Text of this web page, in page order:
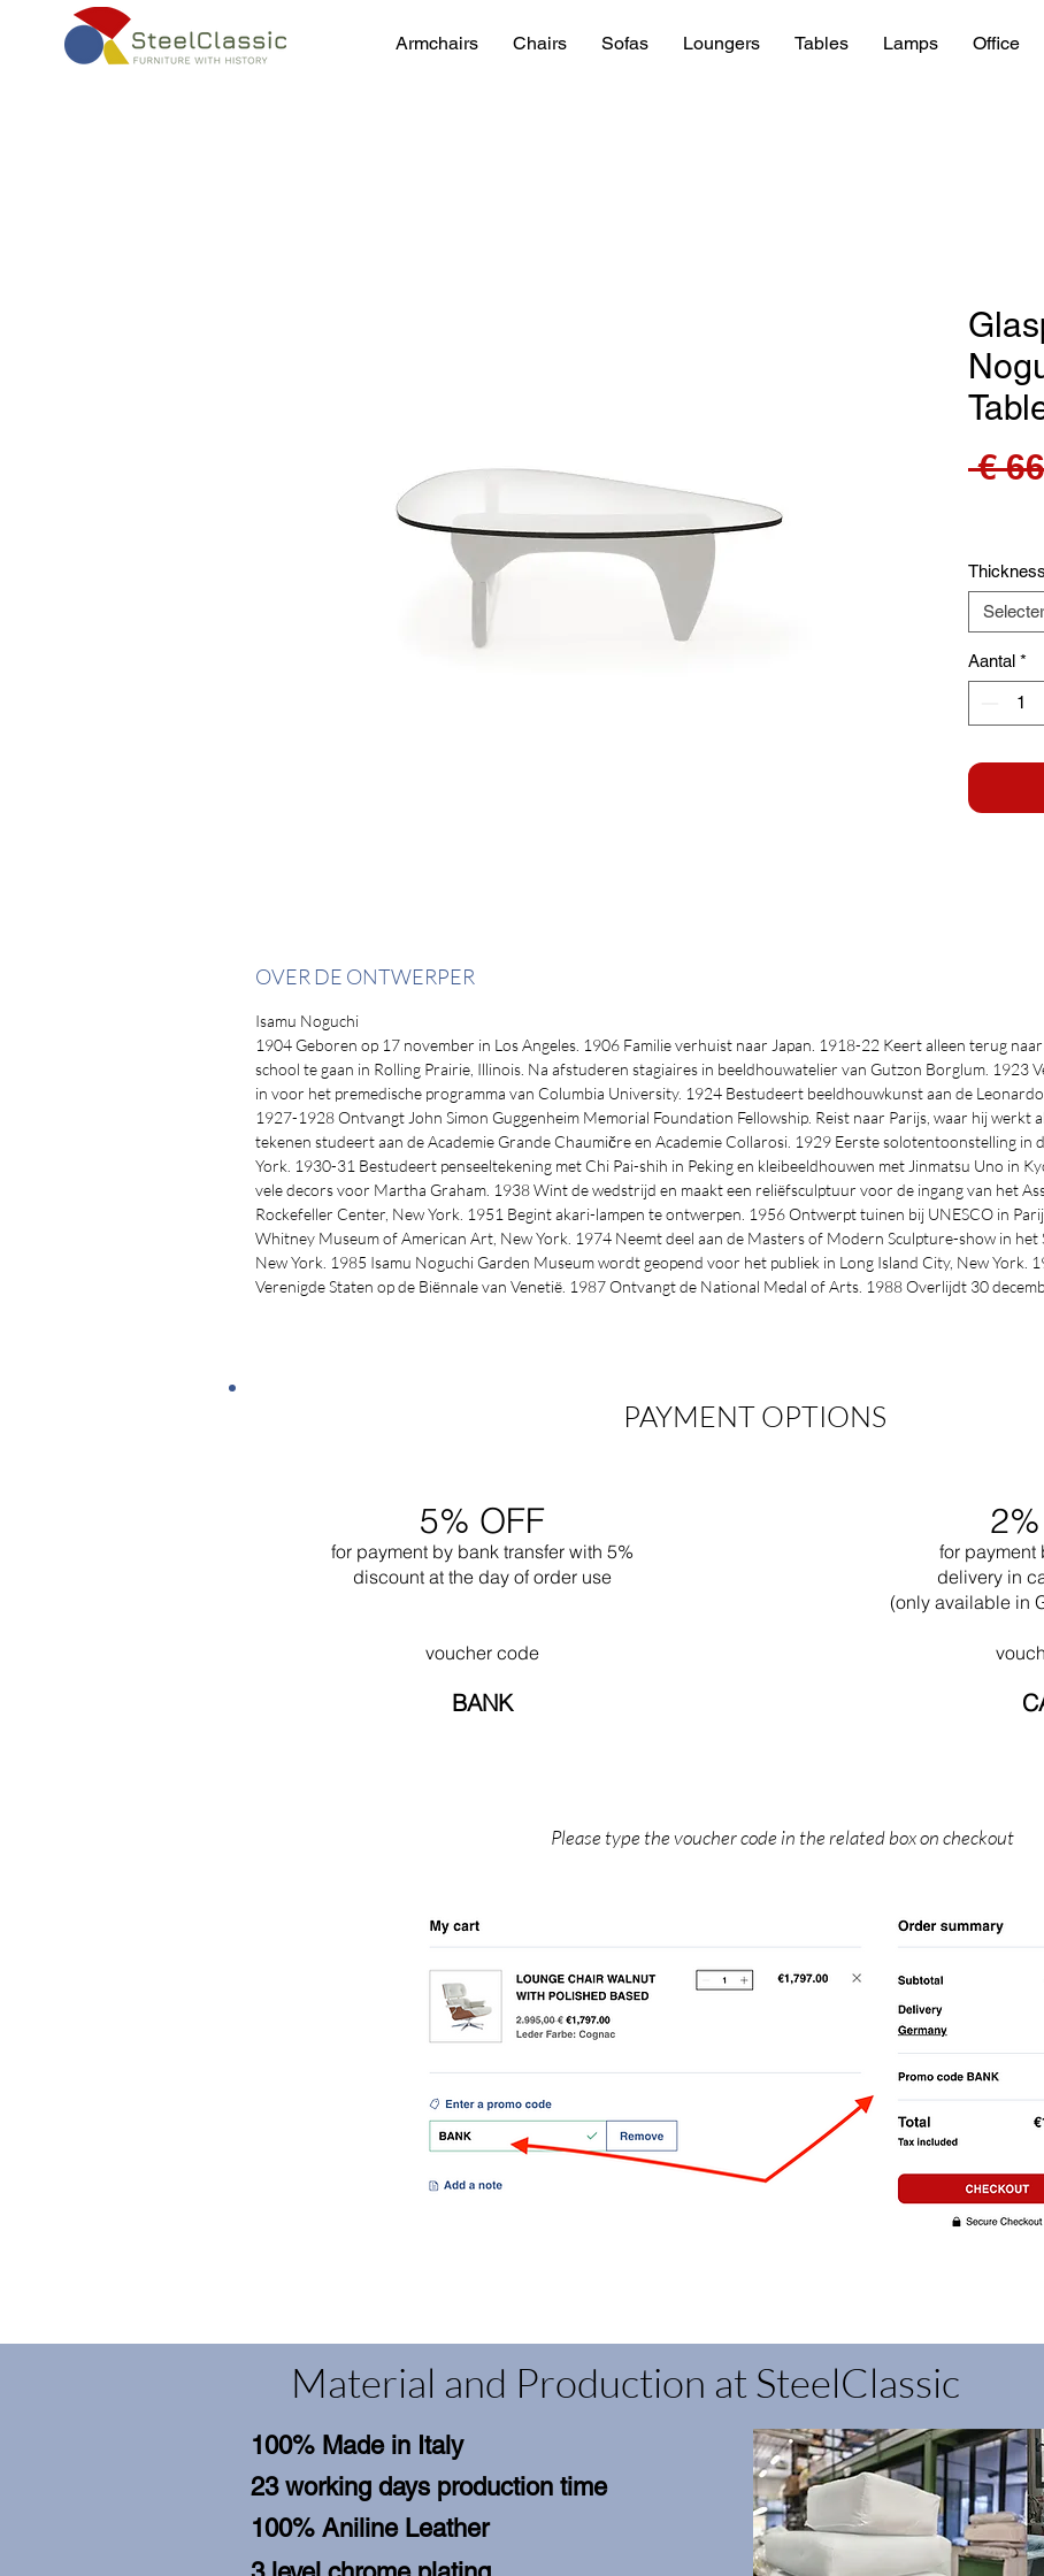
Armchairs Chairs Sofas Loungers Tables Lamps Office
€
Thickness
Aantal *
OVER DE ONTWERPER
Isamu Noguchi
1904 Geboren op 17 november in Los Angeles. 1906 Familie verhuist naar Japan. 1918-22 Keert alleen terug
school te gaan in Rolling Prairie, Illinois. Na afstuderen stagiaires in beeldhouwatelier van Gutzon Borglum. 1923
in voor het premedische programma van Columbia University. 1924 Bestudeert beeldhouwkunst aan de
1927-1928 Ontvangt John Simon Guggenheim Memorial Foundation Fellowship. Reist naar Parijs, waar hij werkt
tekenen studeert aan de Academie Grande Chaumičre en Academie Collarosi. 1929 Eerste solotentoonstelling in
York. 1930-31 Bestudeert penseeltekening met Chi Pai-shih in Peking en kleibeeldhouwen met Jinmatsu Uno in
vele decors voor Martha Graham. 1938 Wint de wedstrijd en maakt een reliëfsculptuur voor de ingang van het
Rockefeller Center, New York. 1951 Begint akari-lampen te ontwerpen. 1956 Ontwerpt tuinen bij UNESCO in
Whitney Museum of American Art, New York. 1974 Neemt deel aan de Masters of Modern Sculpture-show in het
New York. 1985 Isamu Noguchi Garden Museum wordt geopend voor het publiek in Long Island City, New York.
Verenigde Staten op de Biënnale van Venetië. 1987 Ontvangt de National Medal of Arts. 1988 Overlijdt 30
PAYMENT OPTIONS
5% OFF
for payment by bank transfer with 5%
discount at the day of order use
voucher code
BANK
for payment
delivery in
(only available in
Please type the voucher code in the related box on checkout
Material and Production at SteelClassic
100% Made in Italy
23 working days production time
100% Aniline Leather